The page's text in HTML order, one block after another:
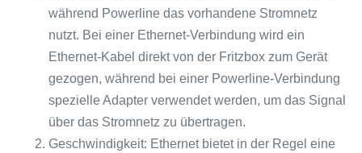
während Powerline das vorhandene Stromnetz
nutzt. Bei einer Ethernet-Verbindung wird ein
Ethernet-Kabel direkt von der Fritzbox zum Gerät
gezogen, während bei einer Powerline-Verbindung
spezielle Adapter verwendet werden, um das Signal
über das Stromnetz zu übertragen.
Geschwindigkeit: Ethernet bietet in der Regel eine